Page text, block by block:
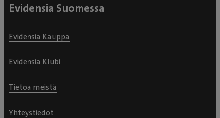
Evidensia Suomessa
Evidensia Kauppa
Evidensia Klubi
Tietoa meistä
Yhteystiedot